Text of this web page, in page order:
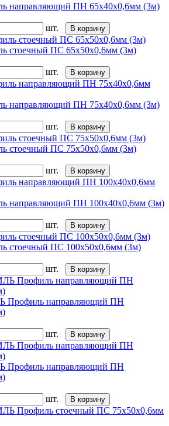
направляющий ПН 65х40х0,6мм (3м)
шт.
В корзину
стоечный ПС 65х50х0,6мм (3м)
шт.
В корзину
направляющий ПН 75х40х0,6мм (3м)
шт.
В корзину
стоечный ПС 75х50х0,6мм (3м)
шт.
В корзину
направляющий ПН 100х40х0,6мм (3м)
шт.
В корзину
стоечный ПС 100х50х0,6мм (3м)
шт.
В корзину
направляющий ПН
шт.
В корзину
направляющий ПН
шт.
В корзину